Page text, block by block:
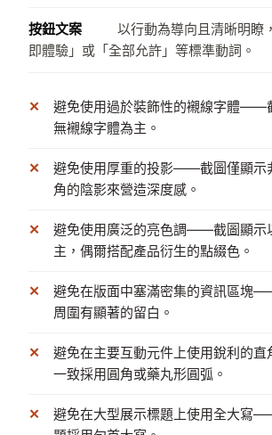
按鈕文案
以行動為導向且清晰明瞭
即體驗」或「全部允許」等標準動詞。
避免使用過於裝飾性的襯線字體——
無襯線字體為主。
避免使用厚重的投影——截圖僅顯示
角的陰影來營造深度感。
避免使用廣泛的亮色調——截圖顯示
主，偶爾搭配產品衍生的點綴色。
避免在版面中塞滿密集的資訊區塊
周圍有顯著的留白。
避免在主要互動元件上使用銳利的
一致採用圓角或藥丸形圓弧。
避免在大型展示標題上使用全大寫